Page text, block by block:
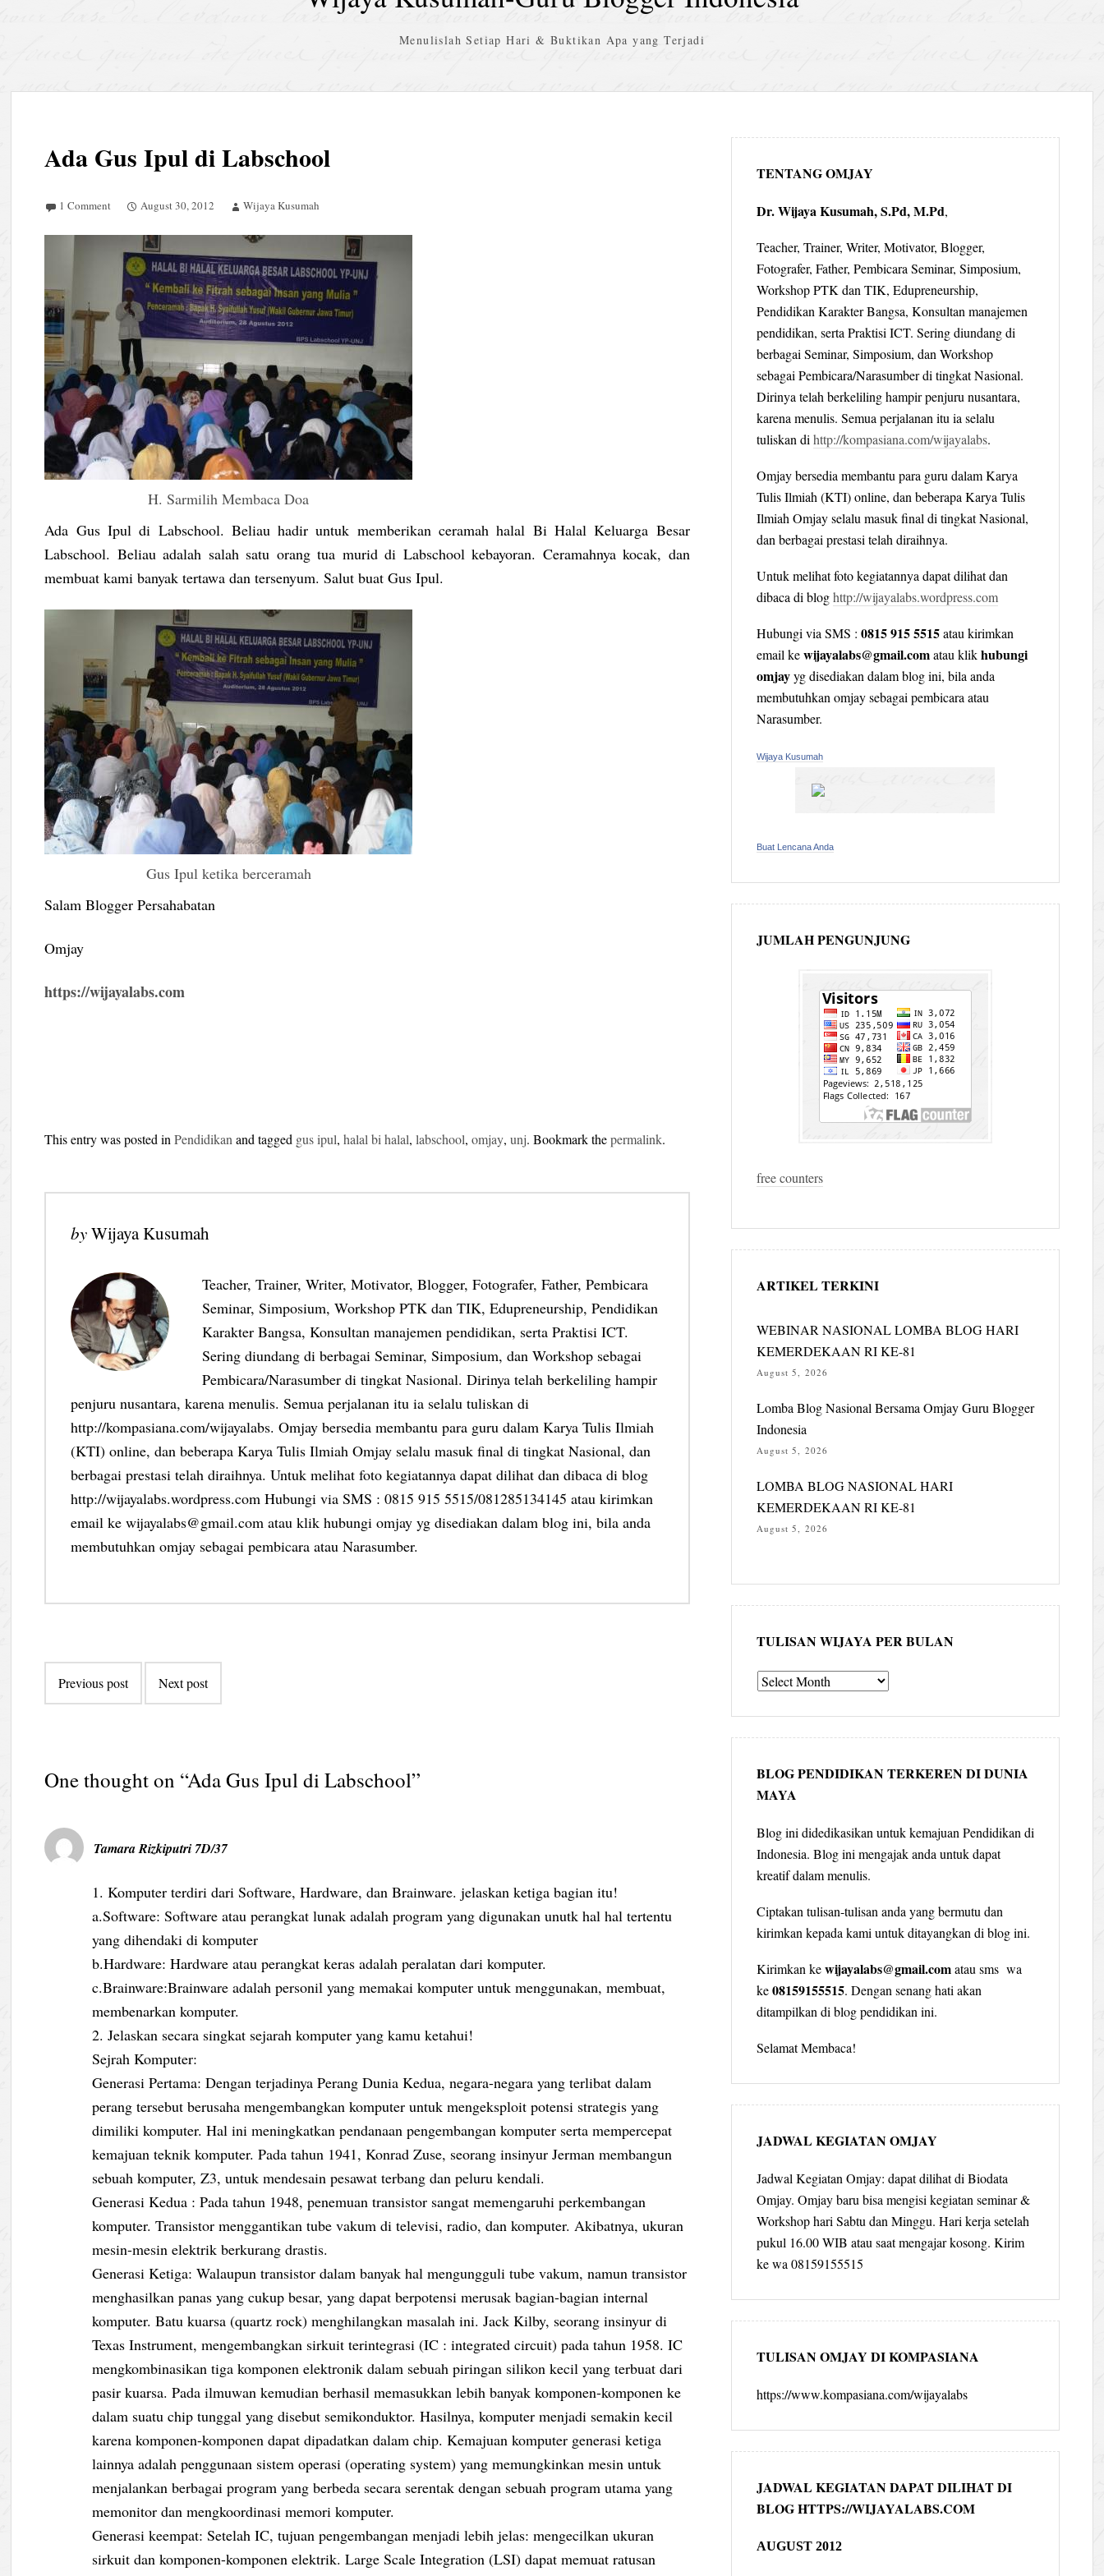
Menulislah Setiap Hari & Buktikan Apa yang Terjadi
Ada Gus Ipul di Labschool
1 Comment August 30, 2012 Wijaya Kusumah
H. Sarmilih Membaca Doa
Ada Gus Ipul di Labschool. Beliau hadir untuk memberikan ceramah halal Bi Halal Keluarga Besar
Labschool. Beliau adalah salah satu orang tua murid di Labschool kebayoran. Ceramahnya kocak, dan
membuat kami banyak tertawa dan tersenyum. Salut buat Gus Ipul.
Gus Ipul ketika berceramah
Salam Blogger Persahabatan
Omjay
https://wijayalabs.com
This entry was posted inPendidikan and tagged gus ipul,halal bi halal,labschool,omjay,unj. Bookmark thepermalink.
byWijaya Kusumah
Teacher, Trainer, Writer, Motivator, Blogger, Fotografer, Father, Pembicara
Seminar, Simposium, Workshop PTK dan TIK, Edupreneurship, Pendidikan
Karakter Bangsa, Konsultan manajemen pendidikan, serta Praktisi ICT.
Sering diundang di berbagai Seminar, Simposium, dan Workshop sebagai
Pembicara/Narasumber di tingkat Nasional. Dirinya telah berkeliling hampir
penjuru nusantara, karena menulis. Semua perjalanan itu ia selalu tuliskan di
http://kompasiana.com/wijayalabs. Omjay bersedia membantu para guru dalam Karya Tulis Ilmiah
(KTI) online, dan beberapa Karya Tulis Ilmiah Omjay selalu masuk final di tingkat Nasional, dan
berbagai prestasi telah diraihnya. Untuk melihat foto kegiatannya dapat dilihat dan dibaca di blog
http://wijayalabs.wordpress.com Hubungi via SMS : 0815 915 5515/081285134145 atau kirimkan
email ke wijayalabs@gmail.com atau klik hubungi omjay yg disediakan dalam blog ini, bila anda
membutuhkan omjay sebagai pembicara atau Narasumber.
Post
navigation
Previous post Next post
One thought on “Ada Gus Ipul di Labschool”
Tamara Rizkiputri 7D/37
1. Komputer terdiri dari Software, Hardware, dan Brainware. jelaskan ketiga bagian itu!
a.Software: Software atau perangkat lunak adalah program yang digunakan unutk hal hal tertentu
yang dihendaki di komputer
b.Hardware: Hardware atau perangkat keras adalah peralatan dari komputer.
c.Brainware:Brainware adalah personil yang memakai komputer untuk menggunakan, membuat,
membenarkan komputer.
2. Jelaskan secara singkat sejarah komputer yang kamu ketahui!
Sejrah Komputer:
Generasi Pertama: Dengan terjadinya Perang Dunia Kedua, negara-negara yang terlibat dalam
perang tersebut berusaha mengembangkan komputer untuk mengeksploit potensi strategis yang
dimiliki komputer. Hal ini meningkatkan pendanaan pengembangan komputer serta mempercepat
kemajuan teknik komputer. Pada tahun 1941, Konrad Zuse, seorang insinyur Jerman membangun
sebuah komputer, Z3, untuk mendesain pesawat terbang dan peluru kendali.
Generasi Kedua : Pada tahun 1948, penemuan transistor sangat memengaruhi perkembangan
komputer. Transistor menggantikan tube vakum di televisi, radio, dan komputer. Akibatnya, ukuran
mesin-mesin elektrik berkurang drastis.
Generasi Ketiga: Walaupun transistor dalam banyak hal mengungguli tube vakum, namun transistor
menghasilkan panas yang cukup besar, yang dapat berpotensi merusak bagian-bagian internal
komputer. Batu kuarsa (quartz rock) menghilangkan masalah ini. Jack Kilby, seorang insinyur di
Texas Instrument, mengembangkan sirkuit terintegrasi (IC : integrated circuit) pada tahun 1958. IC
mengkombinasikan tiga komponen elektronik dalam sebuah piringan silikon kecil yang terbuat dari
pasir kuarsa. Pada ilmuwan kemudian berhasil memasukkan lebih banyak komponen-komponen ke
dalam suatu chip tunggal yang disebut semikonduktor. Hasilnya, komputer menjadi semakin kecil
karena komponen-komponen dapat dipadatkan dalam chip. Kemajuan komputer generasi ketiga
lainnya adalah penggunaan sistem operasi (operating system) yang memungkinkan mesin untuk
menjalankan berbagai program yang berbeda secara serentak dengan sebuah program utama yang
memonitor dan mengkoordinasi memori komputer.
Generasi keempat: Setelah IC, tujuan pengembangan menjadi lebih jelas: mengecilkan ukuran
sirkuit dan komponen-komponen elektrik. Large Scale Integration (LSI) dapat memuat ratusan
TENTANG OMJAY
Dr. Wijaya Kusumah, S.Pd, M.Pd,
Teacher, Trainer, Writer, Motivator, Blogger,
Fotografer, Father, Pembicara Seminar, Simposium,
Workshop PTK dan TIK, Edupreneurship,
Pendidikan Karakter Bangsa, Konsultan manajemen
pendidikan, serta Praktisi ICT. Sering diundang di
berbagai Seminar, Simposium, dan Workshop
sebagai Pembicara/Narasumber di tingkat Nasional.
Dirinya telah berkeliling hampir penjuru nusantara,
karena menulis. Semua perjalanan itu ia selalu
tuliskan di http://kompasiana.com/wijayalabs.
Omjay bersedia membantu para guru dalam Karya
Tulis Ilmiah (KTI) online, dan beberapa Karya Tulis
Ilmiah Omjay selalu masuk final di tingkat Nasional,
dan berbagai prestasi telah diraihnya.
Untuk melihat foto kegiatannya dapat dilihat dan
dibaca di bloghttp://wijayalabs.wordpress.com
Hubungi via SMS : 0815 915 5515atau kirimkan
email kewijayalabs@gmail.comatau klikhubungi
omjayyg disediakan dalam blog ini, bila anda
membutuhkan omjay sebagai pembicara atau
Narasumber.
Wijaya Kusumah
Buat Lencana Anda
JUMLAH PENGUNJUNG
free counters
ARTIKEL TERKINI
WEBINAR NASIONAL LOMBA BLOG HARI
KEMERDEKAAN RI KE-81
August 5, 2026
Lomba Blog Nasional Bersama Omjay Guru Blogger
Indonesia
August 5, 2026
LOMBA BLOG NASIONAL HARI
KEMERDEKAAN RI KE-81
August 5, 2026
TULISAN WIJAYA PER BULAN
Tulisan
per
bulan
BLOG PENDIDIKAN TERKEREN DI DUNIA
MAYA
Blog ini didedikasikan untuk kemajuan Pendidikan di
Indonesia. Blog ini mengajak anda untuk dapat
kreatif dalam menulis.
Ciptakan tulisan-tulisan anda yang bermutu dan
kirimkan kepada kami untuk ditayangkan di blog ini.
Kirimkan kewijayalabs@gmail.comatau sms wa
ke08159155515. Dengan senang hati akan
ditampilkan di blog pendidikan ini.
Selamat Membaca!
JADWAL KEGIATAN OMJAY
Jadwal Kegiatan Omjay: dapat dilihat di Biodata
Omjay. Omjay baru bisa mengisi kegiatan seminar &
Workshop hari Sabtu dan Minggu. Hari kerja setelah
pukul 16.00 WIB atau saat mengajar kosong. Kirim
ke wa 08159155515
TULISAN OMJAY DI KOMPASIANA
https://www.kompasiana.com/wijayalabs
JADWAL KEGIATAN DAPAT DILIHAT DI
BLOG HTTPS://WIJAYALABS.COM
AUGUST 2012